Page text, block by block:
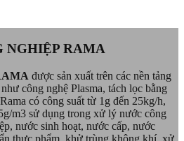
NGHIỆP RAMA
được sản xuất trên các nền tảng
công nghệ Plasma, tách lọc bằng
có công suất từ 1g đến 25kg/h,
m3 sử dụng trong xử lý nước công
nước sinh hoạt, nước cấp, nước
thực phẩm, khử trùng không khí, xử